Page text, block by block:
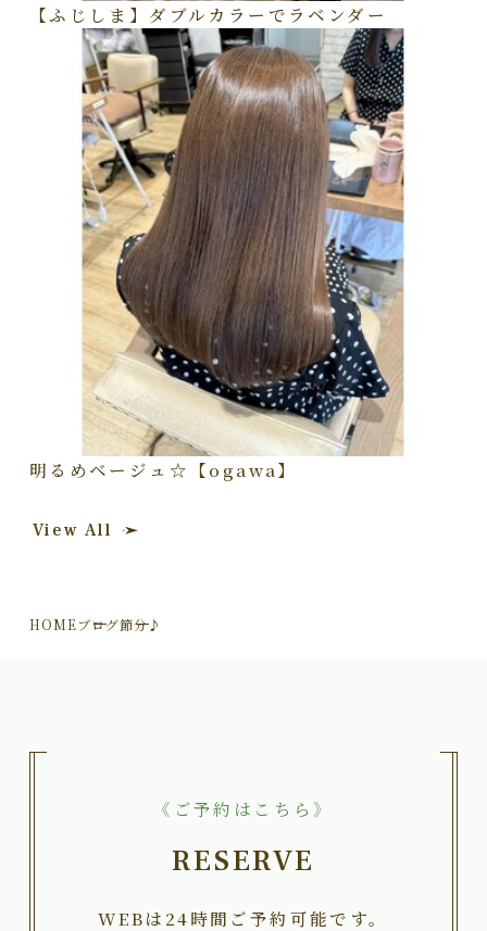
【ふじしま】ダブルカラーでラベンダー
明るめベージュ☆【ogawa】
View All
HOMEブログ節分♪
《ご予約はこちら》
RESERVE
WEBは24時間ご予約可能です。